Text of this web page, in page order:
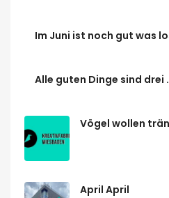
Im Juni ist noch gut was
Alle guten Dinge sind drei
Vögel wollen
April April